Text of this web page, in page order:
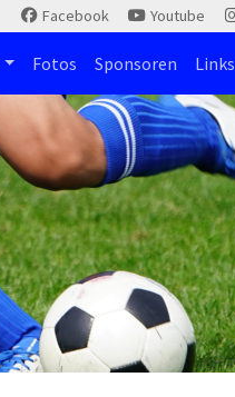
Facebook Youtube
Fotos Sponsoren Links